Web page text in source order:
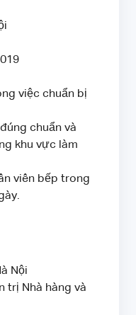
việc chuẩn bị
chuẩn và
khu vực làm
viên bếp trong
Nội
trị Nhà hàng và